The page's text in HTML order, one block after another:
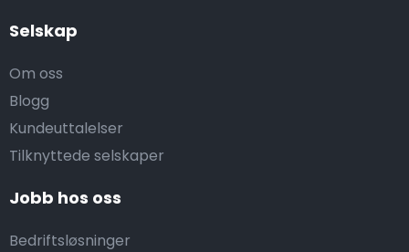
Selskap
Om oss
Blogg
Kundeuttalelser
Tilknyttede selskaper
Jobb hos oss
Bedriftsløsninger